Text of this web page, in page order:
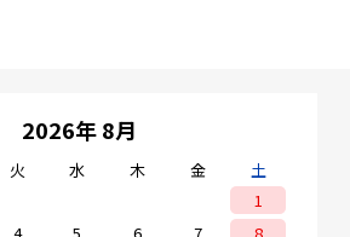
2026年 8月
火 水 木 金
土
1
4 5 6 7
8